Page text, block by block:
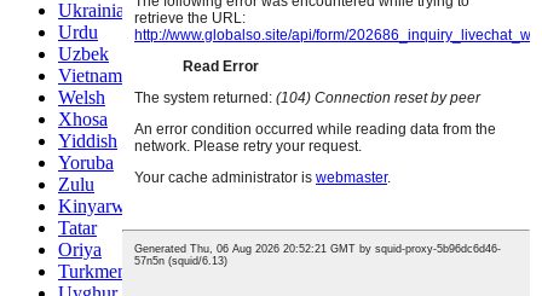
Ukrainian
Urdu
Uzbek
Vietnamese
Welsh
Xhosa
Yiddish
Yoruba
Zulu
Kinyarwanda
Tatar
Oriya
Turkmen